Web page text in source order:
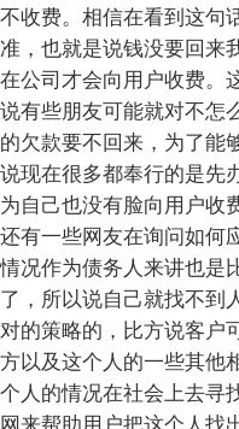
不收费。相信在看到这句
准，也就是说钱没要回来
在公司才会向用户收费。
说有些朋友可能就对不怎
的欠款要不回来，为了能
说现在很多都奉行的是先
为自己也没有脸向用户收
还有一些网友在询问如何
情况作为债务人来讲也是
了，所以说自己就找不到
对的策略的，比方说客户
方以及这个人的一些其他
个人的情况在社会上去寻